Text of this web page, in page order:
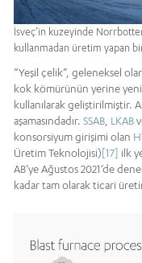
İsveç’in kuzeyinde
kullanmadan üretim yapan
“Yeşil çelik”, geleneksel
kok kömürünün yerine
kullanılarak geliştirilmiştir.
aşamasındadır. SSAB LKAB
konsorsiyum girişimi olan
Üretim Teknolojisi)[17] ilk
AB’ye Ağustos 2021’de
kadar tam olarak ticari